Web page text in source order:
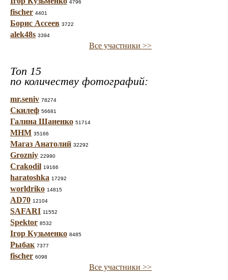
4796
fischer 4401
Борис Ассеев 3722
alek48s 3394
Все участники >>
Топ 15
по количеству фотографий:
mr.seniv 78274
Скилеф 56681
Галина Шаненко 51714
МНМ 35166
Магаз Анатолий 32292
Grozniy 22990
Crakodil 19166
haratoshka 17292
worldriko 14815
AD70 12104
SAFARI 11552
Spektor 8532
Ігор Кузьменко 8485
Рыбак 7377
fischer 6098
Все участники >>